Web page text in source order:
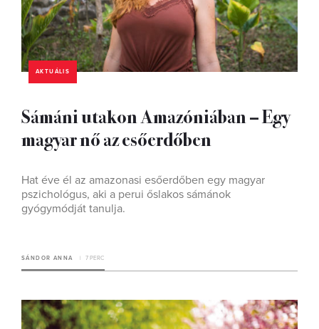
AKTUÁLIS
Sámáni utakon Amazóniában – Egy
magyar nő az esőerdőben
Hat éve él az amazonasi esőerdőben egy magyar
pszichológus, aki a perui őslakos sámánok
gyógymódját tanulja.
SÁNDOR ANNA 7 PERC